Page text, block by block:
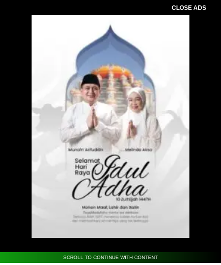
CLOSE ADS
SCROLL TO CONTINUE WITH CONTENT